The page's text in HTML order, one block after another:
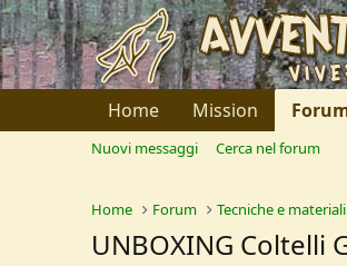
Home Mission
Nuovi messaggi Cerca nel forum
Home Forum Tecniche e materiali
UNBOXING Coltelli